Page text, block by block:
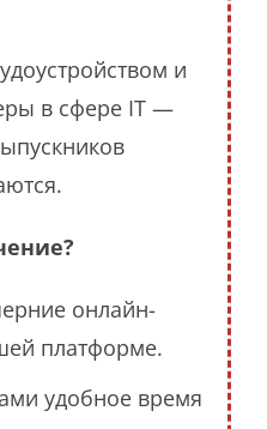
и
в сфере IT —
онлайн-
платформе.
удобное время